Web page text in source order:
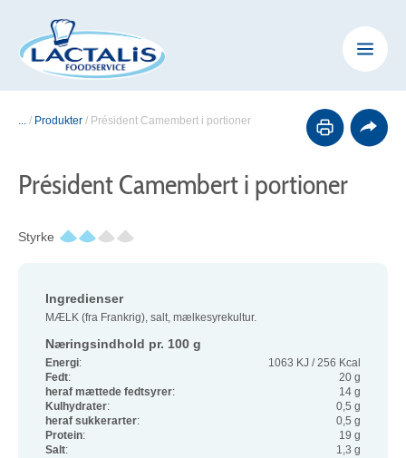
... / Produkter / Président Camembert i portioner
Président Camembert i portioner
Styrke
Ingredienser
MÆLK (fra Frankrig), salt, mælkesyrekultur.
Næringsindhold pr. 100 g
Energi:
1063 KJ / 256 Kcal
Fedt:
20 g
heraf mættede fedtsyrer:
14 g
Kulhydrater:
0,5 g
heraf sukkerarter:
0,5 g
Protein:
19 g
Salt: 1,3 g